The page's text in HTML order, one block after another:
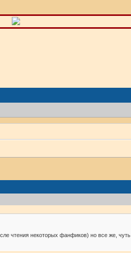
чтения некоторых фанфиков) но все же,